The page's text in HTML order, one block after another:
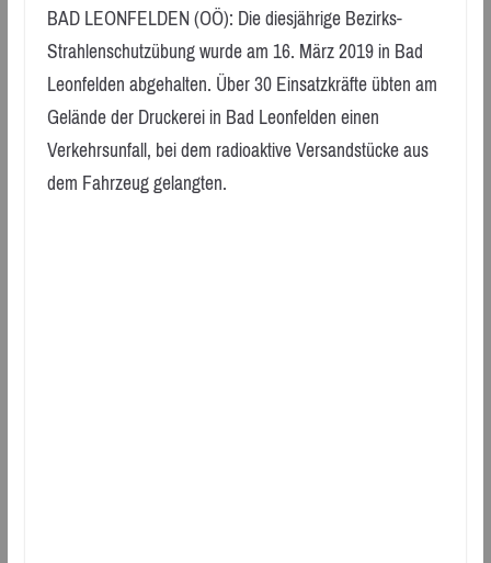
BAD LEONFELDEN (OÖ): Die diesjährige Bezirks-
Strahlenschutzübung wurde am 16. März 2019 in Bad
Leonfelden abgehalten. Über 30 Einsatzkräfte übten am
Gelände der Druckerei in Bad Leonfelden einen
Verkehrsunfall, bei dem radioaktive Versandstücke aus
dem Fahrzeug gelangten.